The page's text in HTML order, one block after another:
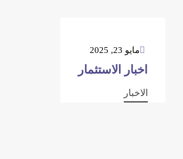
مايو 23, 2025
اخبار الاستثمار
الاخبار